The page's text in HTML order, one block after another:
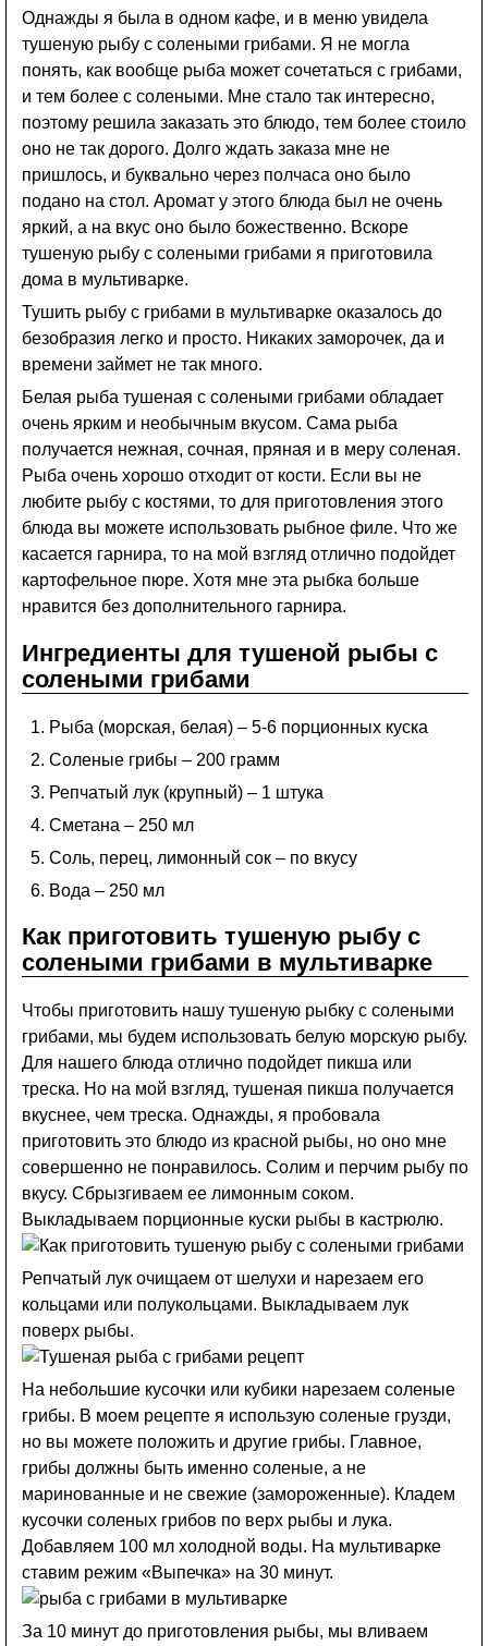
Однажды я была в одном кафе, и в меню увидела
тушеную рыбу с солеными грибами. Я не могла
понять, как вообще рыба может сочетаться с грибами,
и тем более с солеными. Мне стало так интересно,
поэтому решила заказать это блюдо, тем более стоило
оно не так дорого. Долго ждать заказа мне не
пришлось, и буквально через полчаса оно было
подано на стол. Аромат у этого блюда был не очень
яркий, а на вкус оно было божественно. Вскоре
тушеную рыбу с солеными грибами я приготовила
дома в мультиварке.
Тушить рыбу с грибами в мультиварке оказалось до
безобразия легко и просто. Никаких заморочек, да и
времени займет не так много.
Белая рыба тушеная с солеными грибами обладает
очень ярким и необычным вкусом. Сама рыба
получается нежная, сочная, пряная и в меру соленая.
Рыба очень хорошо отходит от кости. Если вы не
любите рыбу с костями, то для приготовления этого
блюда вы можете использовать рыбное филе. Что же
касается гарнира, то на мой взгляд отлично подойдет
картофельное пюре. Хотя мне эта рыбка больше
нравится без дополнительного гарнира.
Ингредиенты для тушеной рыбы с
солеными грибами
Рыба (морская, белая) – 5-6 порционных куска
Соленые грибы – 200 грамм
Репчатый лук (крупный) – 1 штука
Сметана – 250 мл
Соль, перец, лимонный сок – по вкусу
Вода – 250 мл
Как приготовить тушеную рыбу с
солеными грибами в мультиварке
Чтобы приготовить нашу тушеную рыбку с солеными
грибами, мы будем использовать белую морскую рыбу.
Для нашего блюда отлично подойдет пикша или
треска. Но на мой взгляд, тушеная пикша получается
вкуснее, чем треска. Однажды, я пробовала
приготовить это блюдо из красной рыбы, но оно мне
совершенно не понравилось. Солим и перчим рыбу по
вкусу. Сбрызгиваем ее лимонным соком.
Выкладываем порционные куски рыбы в кастрюлю.
Репчатый лук очищаем от шелухи и нарезаем его
кольцами или полукольцами. Выкладываем лук
поверх рыбы.
На небольшие кусочки или кубики нарезаем соленые
грибы. В моем рецепте я использую соленые грузди,
но вы можете положить и другие грибы. Главное,
грибы должны быть именно соленые, а не
маринованные и не свежие (замороженные). Кладем
кусочки соленых грибов по верх рыбы и лука.
Добавляем 100 мл холодной воды. На мультиварке
ставим режим «Выпечка» на 30 минут.
За 10 минут до приготовления рыбы, мы вливаем